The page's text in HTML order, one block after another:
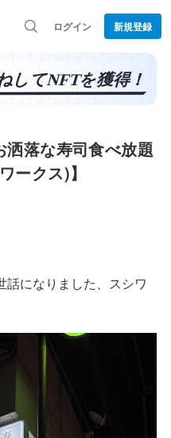
ログイン 新規登録
落な寿司食べ放題
ークス)】
になりました、スシワ